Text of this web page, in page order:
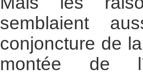
semblaient
conjoncture de
montée de